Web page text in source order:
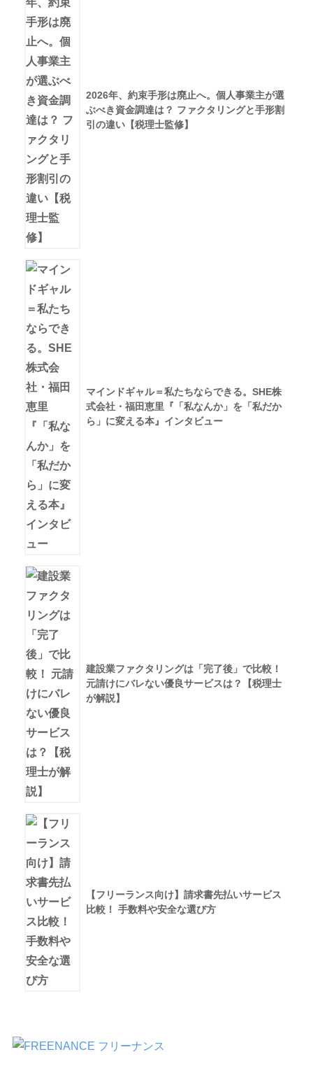
2026年、約束手形は廃止へ。個人事業主が選
ぶべき資金調達は？ ファクタリングと手形割
引の違い【税理士監修】
マインドギャル＝私たちならできる。SHE株
式会社・福田恵里『「私なんか」を「私だか
ら」に変える本』インタビュー
建設業ファクタリングは「完了後」で比較！
元請けにバレない優良サービスは？【税理士
が解説】
【フリーランス向け】請求書先払いサービス
比較！ 手数料や安全な選び方